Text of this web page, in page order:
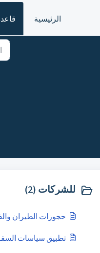
الرئيسية
للشركات (2)
حجوزات الطيران
تطبيق سياسات